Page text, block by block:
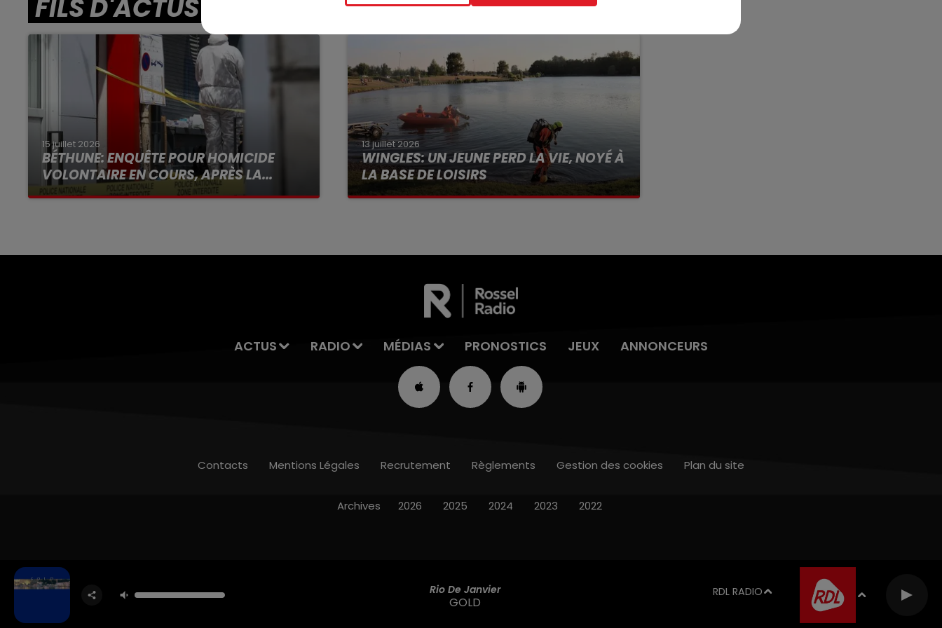
FILS D'ACTUS
15 juillet 2026
BÉTHUNE: ENQUÊTE POUR HOMICIDE
VOLONTAIRE EN COURS, APRÈS LA...
Selon les premiers éléments, le logement
13 juillet 2026
WINGLES: UN JEUNE PERD LA VIE, NOYÉ À
LA BASE DE LOISIRS
La victime a coulé à pic
ACTUS RADIO MÉDIAS PRONOSTICS JEUX ANNONCEURS
Rio De Janvier
GOLD
RDL RADIO
Contacts Mentions Légales Recrutement Règlements Gestion des cookies Plan du site
Archives 2026 2025 2024 2023 2022